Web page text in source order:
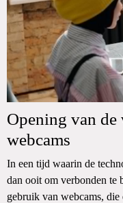
Opening van
webcams
In een tijd waarin de
dan ooit om verbonden
gebruik van webcams, die